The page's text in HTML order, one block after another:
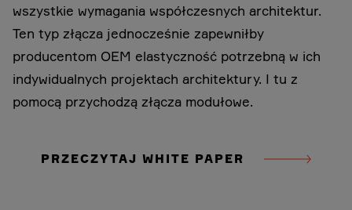
wszystkie wymagania współczesnych architektur.
Ten typ złącza jednocześnie zapewniłby
producentom OEM elastyczność potrzebną w ich
indywidualnych projektach architektury. I tu z
pomocą przychodzą złącza modułowe.
PRZECZYTAJ WHITE PAPER